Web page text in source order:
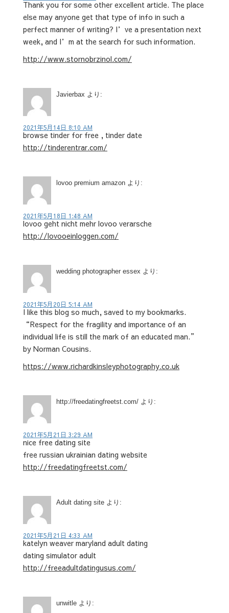
Thank you for some other excellent article. The place
else may anyone get that type of info in such a
perfect manner of writing? I’ve a presentation next
week, and I’m at the search for such information.
http://www.stornobrzinol.com/
Javierbax より:
2021年5月14日 8:10 AM
browse tinder for free , tinder date
http://tinderentrar.com/
lovoo premium amazon より:
2021年5月18日 1:48 AM
lovoo geht nicht mehr lovoo verarsche
http://lovooeinloggen.com/
wedding photographer essex より:
2021年5月20日 5:14 AM
I like this blog so much, saved to my bookmarks.
“Respect for the fragility and importance of an
individual life is still the mark of an educated man.”
by Norman Cousins.
https://www.richardkinsleyphotography.co.uk
http://freedatingfreetst.com/ より:
2021年5月21日 3:29 AM
nice free dating site
free russian ukrainian dating website
http://freedatingfreetst.com/
Adult dating site より:
2021年5月21日 4:33 AM
katelyn weaver maryland adult dating
dating simulator adult
http://freeadultdatingusus.com/
unwitle より: